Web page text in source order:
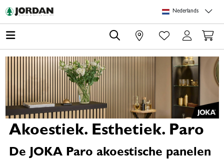
Nederlands
0
Akoestiek. Esthetiek. Paro
De JOKA Paro akoestische panelen